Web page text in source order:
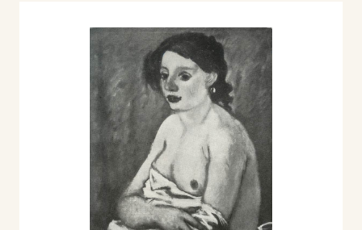
della Città di Venezia, catalogo mostra, p. 135.
1934 - XIX Esposizione Biennale Internazionale
d'Arte di Venezia, catalogo mostra, p. 98.
1955 - Luigi Servolini, Dizionario Illustrato degli
incisori italiani moderni e contemporanei,
Milano, Gorlich, p. 143;
1996 - Zeno Davoli, La Raccolta di Stampe
“Angelo Davoli”, volume II, Bip-Car, Reggio
Emilia, Edizioni Diabasis, p. 212.